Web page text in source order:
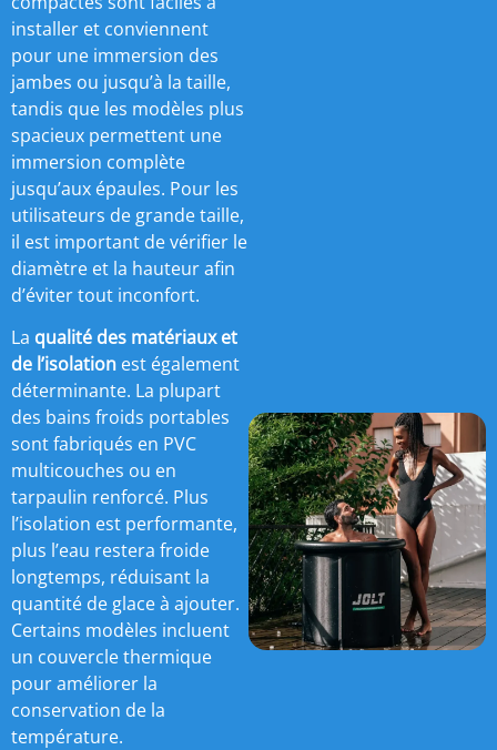
installer et conviennent
pour une immersion des
jambes ou jusqu’à la taille,
tandis que les modèles plus
spacieux permettent une
immersion complète
jusqu’aux épaules. Pour les
utilisateurs de grande taille,
il est important de vérifier le
diamètre et la hauteur afin
d’éviter tout inconfort.
La qualité des matériaux et
de l’isolation est également
déterminante. La plupart
des bains froids portables
sont fabriqués en PVC
multicouches ou en
tarpaulin renforcé. Plus
l’isolation est performante,
plus l’eau restera froide
longtemps, réduisant la
quantité de glace à ajouter.
Certains modèles incluent
un couvercle thermique
pour améliorer la
conservation de la
température.